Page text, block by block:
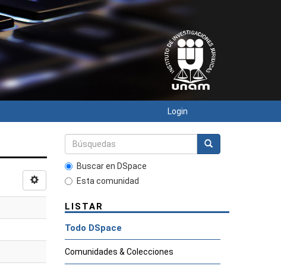
Login
Buscar en DSpace
Esta comunidad
LISTAR
Todo DSpace
Comunidades & Colecciones